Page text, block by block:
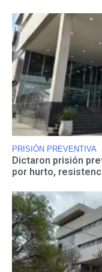
PRISIÓN PREVENTIVA
Dictaron prisión
por hurto,